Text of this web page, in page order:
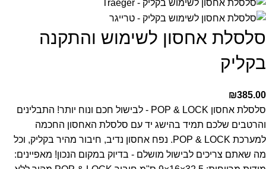
סלסלת אחסון לשימוש והתקנה
בקליק
₪385.00
סלסלת אחסון POP & LOCK - לבישול חכם ונוח יותר!
התבלינים
והרטבים שלכם תמיד בהישג יד עם סלסלת האחסון החכמה
למערכת POP & LOCK. נפח אחסון נדיב, חיבור מהיר בקליק, וכל
מה שאתם צריכים לבישול מושלם - בדיוק במקום הנכון! מאפיינים: